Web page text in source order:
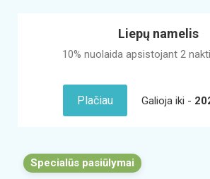
Liepų namelis
10% nuolaida apsistojant 2
Plačiau Galioja iki -
Specialūs pasiūlymai